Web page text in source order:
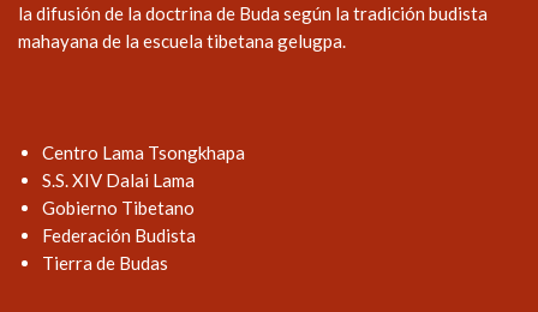
la difusión de la doctrina de Buda según la tradición budista
mahayana de la escuela tibetana gelugpa.
Centro Lama Tsongkhapa
S.S. XIV Dalai Lama
Gobierno Tibetano
Federación Budista
Tierra de Budas